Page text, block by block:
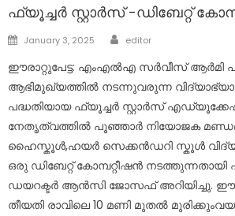
ഫ്യൂച്ചർ സ്റ്റാർസ് -ഡിബേറ്റ്
Posted
January 3, 2025 Author
editor
ഈരാറ്റുപേട്ട: എംഎൽഎ സർവീസ് ആർമി
ആഭിമുഖ്യത്തിൽ നടന്നുവരുന്ന
പദ്ധതിയായ ഫ്യൂച്ചർ സ്റ്റാർസ്
നേതൃത്വത്തിൽ പൂഞ്ഞാർ നിയോജക
ഹൈസ്കൂൾ,ഹയർ സെക്കൻഡറി സ്കൂൾ
ഒരു ഡിബേറ്റ് കോമ്പറ്റീഷൻ നടത്തുന്നതായി
ഡയറക്ടർ ആൻസി ജോസഫ് അറിയിച്ചു. ഈ
തീയതി രാവിലെ 10 മണി മുതൽ